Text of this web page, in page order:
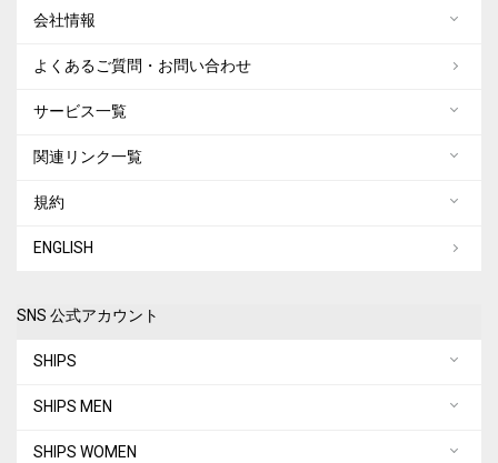
会社情報
よくあるご質問・お問い合わせ
サービス一覧
関連リンク一覧
規約
ENGLISH
SNS 公式アカウント
SHIPS
SHIPS MEN
SHIPS WOMEN